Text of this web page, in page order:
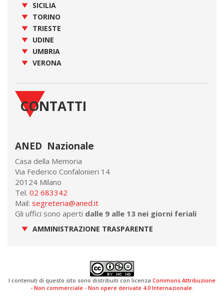
SICILIA
TORINO
TRIESTE
UDINE
UMBRIA
VERONA
CONTATTI
ANED Nazionale
Casa della Memoria
Via Federico Confalonieri 14
20124 Milano
Tel. 02 683342
Mail: segreteria@aned.it
Gli uffici sono aperti dalle 9 alle 13 nei giorni feriali
AMMINISTRAZIONE TRASPARENTE
I contenuti di questo sito sono distribuiti con licenza Commons Attribuzione
- Non commerciale - Non opere derivate 4.0 Internazionale.